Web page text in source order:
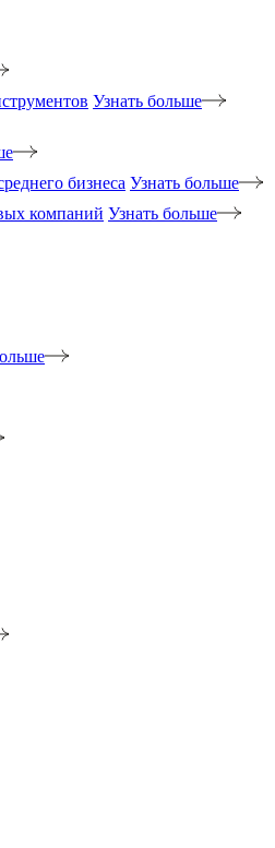
Узнать больше
бизнеса Узнать больше
компаний Узнать больше